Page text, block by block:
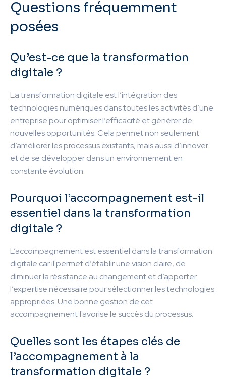
Questions fréquemment
posées
Qu’est-ce que la transformation
digitale ?
La transformation digitale est l’intégration des
technologies numériques dans toutes les activités d’une
entreprise pour optimiser l’efficacité et générer de
nouvelles opportunités. Cela permet non seulement
d’améliorer les processus existants, mais aussi d’innover
et de se développer dans un environnement en
constante évolution.
Pourquoi l’accompagnement est-il
essentiel dans la transformation
digitale ?
L’accompagnement est essentiel dans la transformation
digitale car il permet d’établir une vision claire, de
diminuer la résistance au changement et d’apporter
l’expertise nécessaire pour sélectionner les technologies
appropriées. Une bonne gestion de cet
accompagnement favorise le succès du processus.
Quelles sont les étapes clés de
l’accompagnement à la
transformation digitale ?